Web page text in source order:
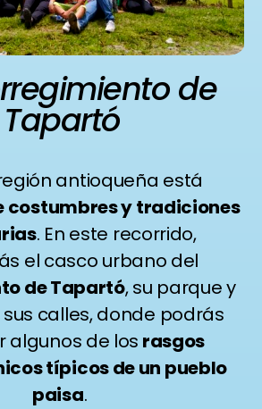
de
Tapartó
antioqueña está
costumbres y tradiciones
. En este recorrido,
el casco urbano del
de Tapartó, su parque y
calles, donde podrás
algunos de los rasgos
típicos de un pueblo
paisa.